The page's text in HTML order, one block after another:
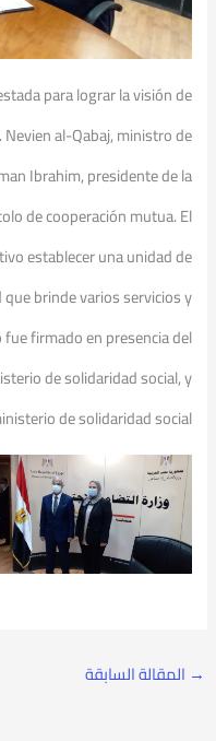
para lograr la visión de
al-Qabaj, ministro de
Ibrahim, presidente de la
de cooperación mutua. El
establecer una unidad de
brinde varios servicios y
firmado en presencia del
de solidaridad social, y
de solidaridad social.
→ المقالة السابقة